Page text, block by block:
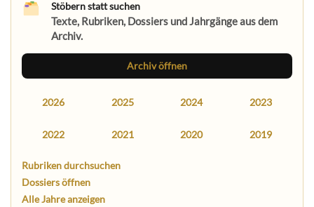
Stöbern statt suchen
Texte, Rubriken, Dossiers und Jahrgänge aus dem
Archiv.
Archiv öffnen
2026 2025 2024 2023
2022 2021 2020 2019
Rubriken durchsuchen
Dossiers öffnen
Alle Jahre anzeigen